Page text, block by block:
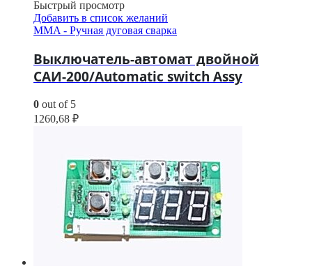
Быстрый просмотр
Добавить в список желаний
MMA - Ручная дуговая сварка
Выключатель-автомат двойной
САИ-200/Automatic switch Assy
0 out of 5
1260,68 ₽